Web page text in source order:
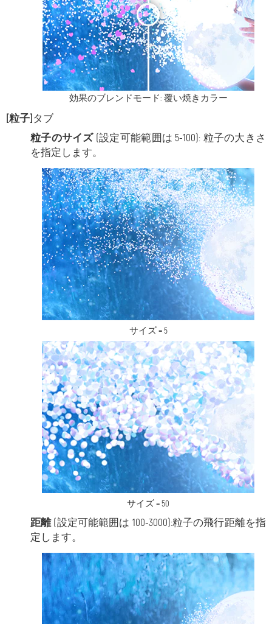
< >
効果のブレンドモード: 覆い焼きカラー
[粒子]タブ
粒子のサイズ(設定可能範囲は 5-100): 粒子の大きさ
を指定します。
サイズ = 5
サイズ = 50
距離(設定可能範囲は 100-3000):粒子の飛行距離を指
定します。